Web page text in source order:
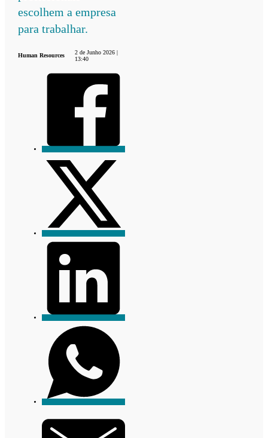
escolhem a empresa
para trabalhar.
Human Resources
2 de Junho 2026 |
13:40